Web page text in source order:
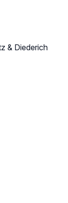
& Diederich